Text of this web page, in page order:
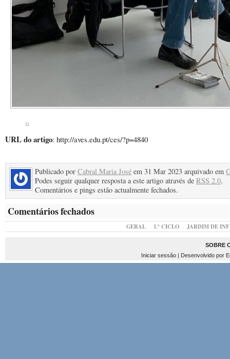
URL do artigo: http://aves.edu.pt/ces/?p=4840
Publicado por Cabral Maria José em 31 Mar 2023 arquivado em
Podes seguir qualquer resposta a este artigo através de RSS 2.0.
Comentários e pings estão actualmente fechados.
Comentários fechados
GERAL 1.º CICLO JARDIM DE
SOBRE
Iniciar sessão| Desenvolvido por